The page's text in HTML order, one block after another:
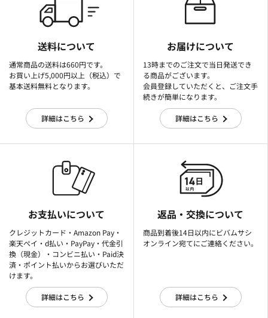
送料について
通常商品の送料は660円です。
お買い上げ5,000円以上（税込）で
基本送料無料となります。
詳細はこちら
お届けについて
13時までのご注文で当日発送でき
る商品がございます。
会員登録していただくと、ご注文手
続きが簡単になります。
詳細はこちら
お支払いについて
クレジットカード・Amazon Pay・
楽天ぺイ・d払い・PayPay・代金引
換（現金）・コンビニ払い・Paid決
済・ポイント払いからお選びいただ
けます。
詳細はこちら
返品・交換について
商品到着後14日以内にビバムサシ
オンライン宛てにご連絡ください。
詳細はこちら